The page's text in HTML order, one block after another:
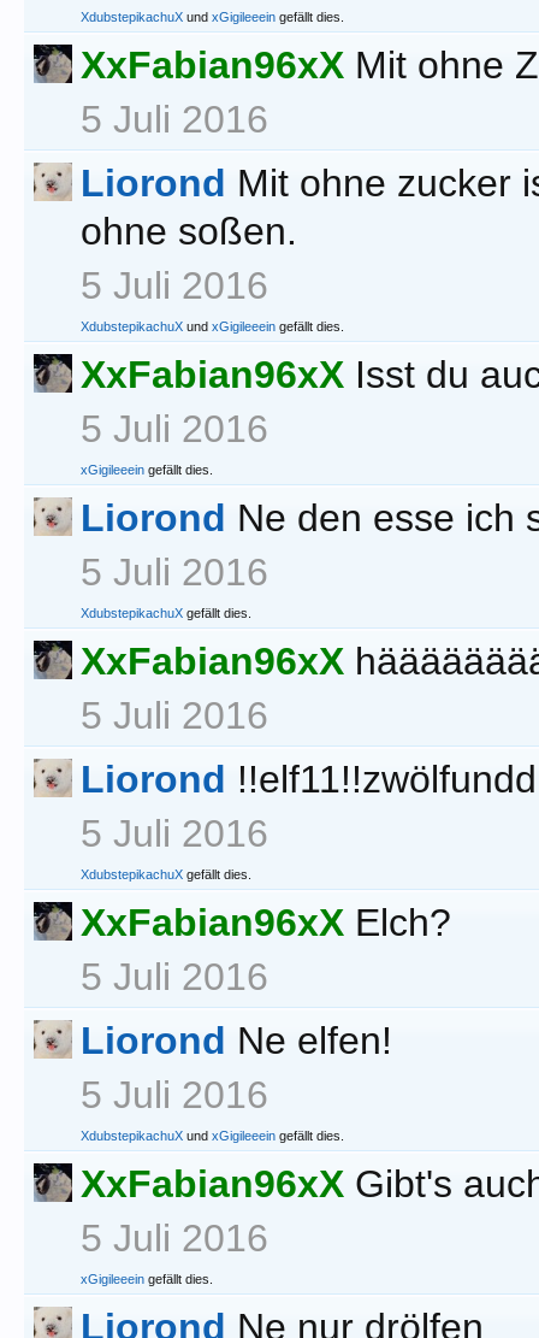
XdubstepikachuX und xGigileeein gefällt dies.
XxFabian96xX Mit ohne
5 Juli 2016
Liorond Mit ohne zucker
ohne soßen.
5 Juli 2016
XdubstepikachuX und xGigileeein gefällt dies.
XxFabian96xX Isst du
5 Juli 2016
xGigileeein gefällt dies.
Liorond Ne den esse ich
5 Juli 2016
XdubstepikachuX gefällt dies.
XxFabian96xX
5 Juli 2016
Liorond
5 Juli 2016
XdubstepikachuX gefällt dies.
XxFabian96xX Elch?
5 Juli 2016
Liorond Ne elfen!
5 Juli 2016
XdubstepikachuX und xGigileeein gefällt dies.
XxFabian96xX Gibt's
5 Juli 2016
xGigileeein gefällt dies.
Liorond Ne nur drölfen